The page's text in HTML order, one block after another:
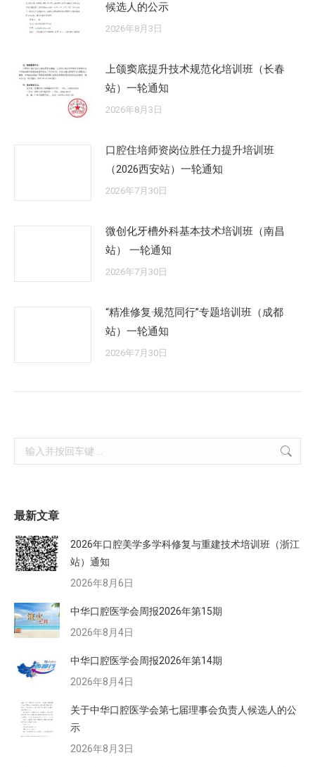
候选人的公示
2026年8月3日
上颌窦底提升技术规范化培训班（长春
站）一轮通知
2026年8月3日
口腔住培师资岗位胜任力提升培训班
（2026西安站）一轮通知
2026年7月30日
微创化牙槽外科基本技术培训班（南昌
站） 一轮通知
2026年7月30日
“精准修复·规范同行”专题培训班（成都
站）一轮通知
2026年7月30日
Search:
最新文章
2026年口腔美学多学科修复与重建技术培训班（浙江
站）通知
2026年8月6日
中华口腔医学会周报2026年第15期
2026年8月4日
中华口腔医学会周报2026年第14期
2026年8月4日
关于中华口腔医学会第七届理事会负责人候选人的公
示
2026年8月3日